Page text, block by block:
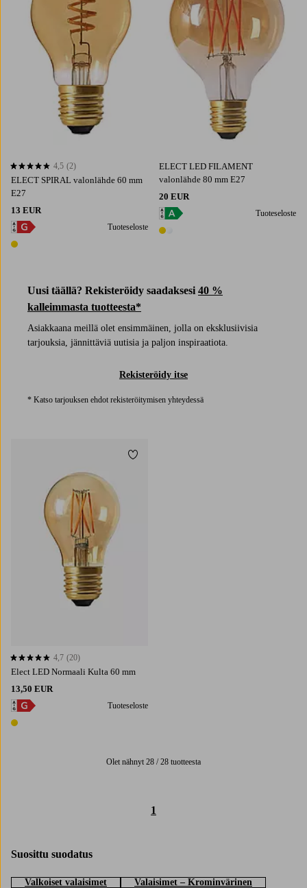
ELECT SPIRAL valonlähde 60 mm
E27
13 EUR
Tuoteseloste
1 väri
4,5 perustuen 2 arvosanaan
4,5 (2)
Uusi täällä? Rekisteröidy saadaksesi 40 %
kalleimmasta tuotteesta*
Asiakkaana meillä olet ensimmäinen, jolla on eksklusiivisia
tarjouksia, jännittäviä uutisia ja paljon inspiraatiota.
Rekisteröidy itse
* Katso tarjouksen ehdot rekisteröitymisen yhteydessä
ELECT LED FILAMENT
valonlähde 80 mm E27
20 EUR
Tuoteseloste
2 värejä
Elect LED Normaali Kulta 60 mm
13,50 EUR
Tuoteseloste
1 väri
4,7 perustuen 20 arvosanaan
4,7 (20)
Lisää suosikkeihin
Olet nähnyt 28 / 28 tuotteesta
1
Suosittu suodatus
Valkoiset valaisimet
Valaisimet – Krominvärinen